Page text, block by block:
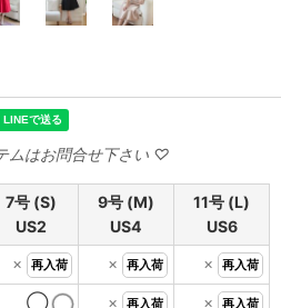
7号 (S)
US2
9号 (M)
US4
11号 (L)
US6
× 再入荷 × 再入荷 × 再入荷
◯ × 再入荷 × 再入荷